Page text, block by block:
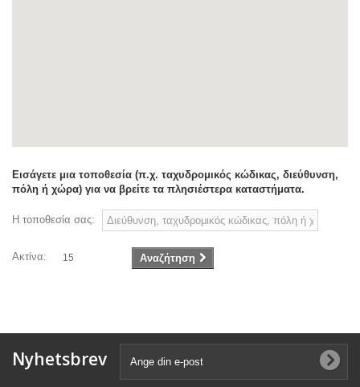
Εισάγετε μια τοποθεσία (π.χ. ταχυδρομικός κώδικας, διεύθυνση,
πόλη ή χώρα) για να βρείτε τα πλησιέστερα καταστήματα.
Η τοποθεσία σας:
Ακτίνα: 15 Αναζήτηση
Nyhetsbrev